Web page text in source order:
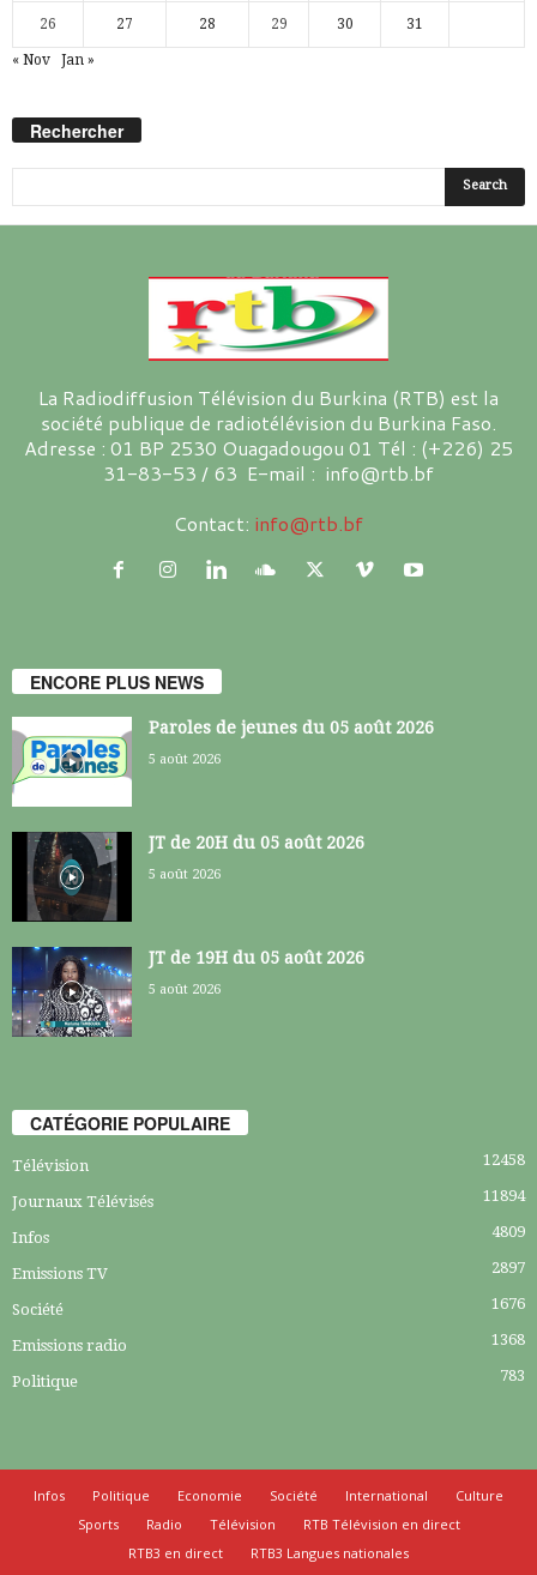
26 27 28 29 30 31
« Nov Jan »
Rechercher
La Radiodiffusion Télévision du Burkina (RTB) est la
société publique de radiotélévision du Burkina Faso.
Adresse : 01 BP 2530 Ouagadougou 01 Tél : (+226) 25
31-83-53 / 63 E-mail : info@rtb.bf
Contact: info@rtb.bf
ENCORE PLUS NEWS
Paroles de jeunes du 05 août 2026
5 août 2026
JT de 20H du 05 août 2026
5 août 2026
JT de 19H du 05 août 2026
5 août 2026
CATÉGORIE POPULAIRE
Télévision 12458
Journaux Télévisés 11894
Infos 4809
Emissions TV 2897
Société 1676
Emissions radio 1368
Politique 783
Infos Politique Economie Société International
Culture
Sports
Radio Télévision
RTB Télévision en direct
RTB3 en direct
RTB3 Langues nationales